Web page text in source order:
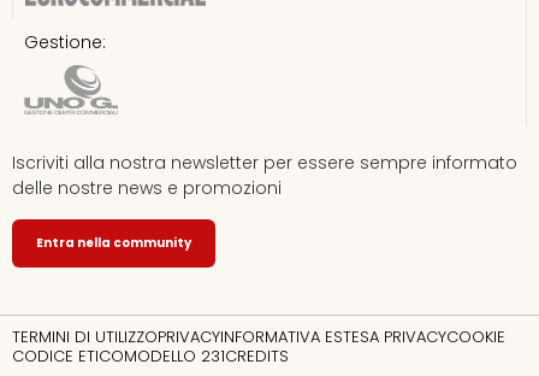
Doppio Malto
Douglas
Equivalenza
Flora et Natura
Giorgetti
Gestione:
Iscriviti alla nostra newsletter per essere sempre informato
delle nostre news e promozioni
Entra nella community
TERMINI DI UTILIZZOPRIVACYINFORMATIVA ESTESA PRIVACYCOOKIE
CODICE ETICOMODELLO 231CREDITS